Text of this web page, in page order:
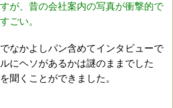
が、昔の会社案内の写真が衝撃的で
ごい。
なかよしパン含めてインタビューで
にヘソがあるかは謎のままでした
聞くことができました。